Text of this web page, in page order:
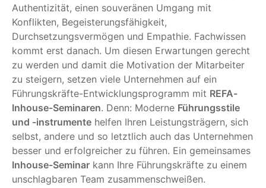
Authentizität, einen souveränen Umgang mit
Konflikten, Begeisterungsfähigkeit,
Durchsetzungsvermögen und Empathie. Fachwissen
kommt erst danach. Um diesen Erwartungen gerecht
zu werden und damit die Motivation der Mitarbeiter
zu steigern, setzen viele Unternehmen auf ein
Führungskräfte-Entwicklungsprogramm mit REFA-
Inhouse-Seminaren. Denn: Moderne Führungsstile
und -instrumente helfen Ihren Leistungsträgern, sich
selbst, andere und so letztlich auch das Unternehmen
besser und erfolgreicher zu führen. Ein gemeinsames
Inhouse-Seminar kann Ihre Führungskräfte zu einem
unschlagbaren Team zusammenschweißen.